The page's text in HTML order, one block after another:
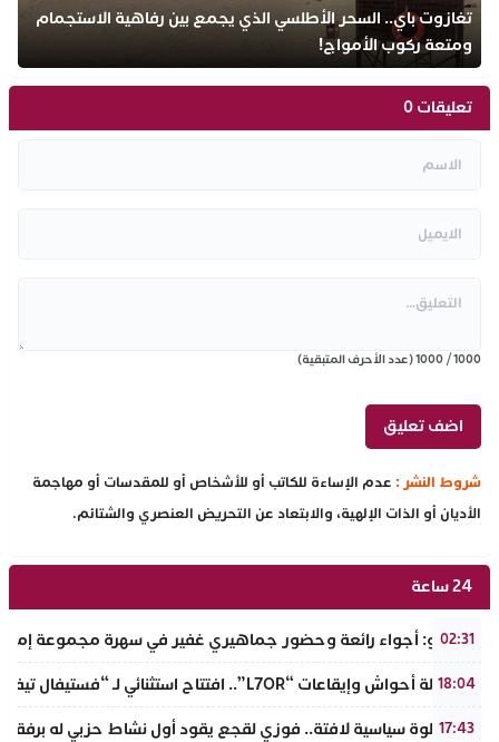
تغازوت باي.. السحر الأطلسي الذي يجمع بين رفاهية الاستجمام
ومتعة ركوب الأمواج!
تعليقات 0
1000
/
1000(عدد الأحرف المتبقية)
شروط النشر : عدم الإساءة للكاتب أو للأشخاص أو للمقدسات أو مهاجمة
الأديان أو الذات الإلهية، والابتعاد عن التحريض العنصري والشتائم.
24 ساعة
02:31
بالفيديو: أجواء رائعة وحضور جماهيري غفير في سهرة مجموعة
18:04
بين أصالة أحواش وإيقاعات “L7OR”.. افتتاح استثنائي لـ “فستيفال تيفاوين” بتافراوت
17:43
في خطوة سياسية لافتة.. فوزي لقجع يقود أول نشاط حزبي له برفقة